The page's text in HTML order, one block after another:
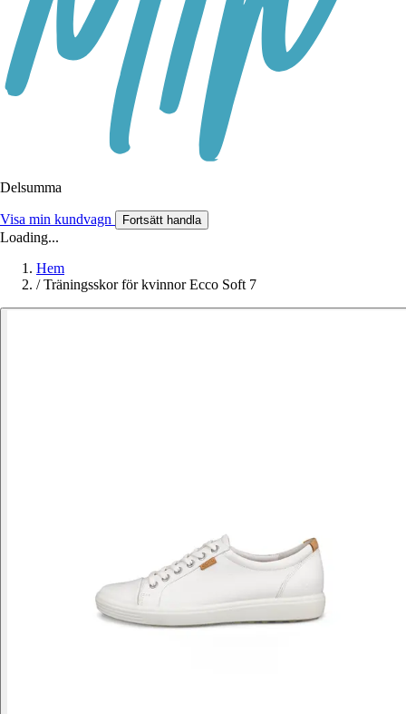
Delsumma
Visa min kundvagn Fortsätt handla
Loading...
Hem
/ Träningsskor för kvinnor Ecco Soft 7